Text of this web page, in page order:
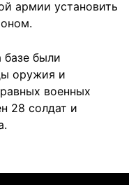
армии установить
базе были
оружия и
военных
28 солдат и